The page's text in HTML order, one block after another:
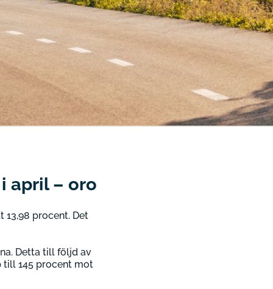
april – oro
13,98 procent. Det
Detta till följd av
till 145 procent mot